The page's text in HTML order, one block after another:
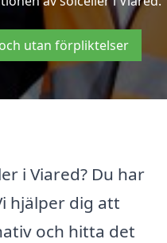
utan förpliktelser
i Viared? Du har
hjälper dig att
och hitta det